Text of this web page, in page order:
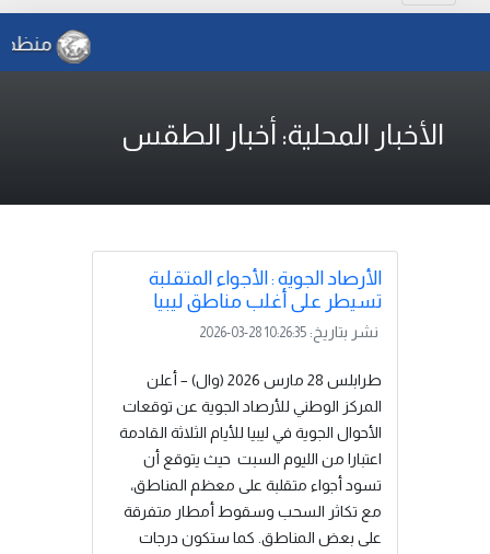
منظمة
الأخبار المحلية: أخبار الطقس
الأرصاد الجوية : الأجواء المتقلبة
تسيطر على أغلب مناطق ليبيا
نشر بتاريخ: 2026-03-28 10:26:35
طرابلس 28 مارس 2026 (وال) – أعلن
المركز الوطني للأرصاد الجوية عن توقعات
الأحوال الجوية في ليبيا للأيام الثلاثة القادمة
اعتبارا من الليوم السبت حيث يتوقع أن
تسود أجواء متقلبة على معظم المناطق،
مع تكاثر السحب وسقوط أمطار متفرقة
على بعض المناطق. كما ستكون درجات